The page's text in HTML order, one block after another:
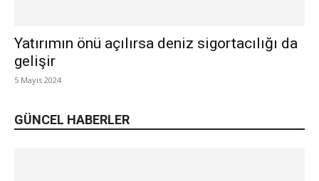
Yatırımın önü açılırsa deniz sigortacılığı da
gelişir
5 Mayıs 2024
GÜNCEL HABERLER